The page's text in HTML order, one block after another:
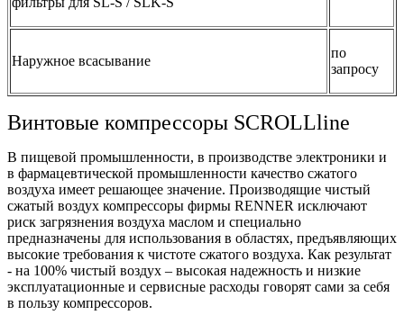
Наружное всасывание
по
запросу
Винтовые компрессоры SCROLLline
В пищевой промышленности, в производстве электроники и
в фармацевтической промышленности качество сжатого
воздуха имеет решающее значение. Производящие чистый
сжатый воздух компрессоры фирмы RENNER исключают
риск загрязнения воздуха маслом и специально
предназначены для использования в областях, предъявляющих
высокие требования к чистоте сжатого воздуха. Как результат
- на 100% чистый воздух – высокая надежность и низкие
эксплуатационные и сервисные расходы говорят сами за себя
в пользу компрессоров.